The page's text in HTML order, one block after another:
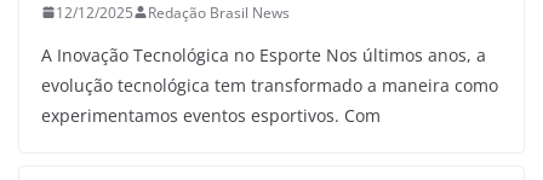
12/12/2025 Redação Brasil News
A Inovação Tecnológica no Esporte Nos últimos anos, a
evolução tecnológica tem transformado a maneira como
experimentamos eventos esportivos. Com